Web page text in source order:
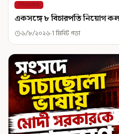
শিরোনাম
একসঙ্গে ৮ বিচারপতি নিয়োগ
৬/৮/২০২৬ 1 মিনিট পড়া